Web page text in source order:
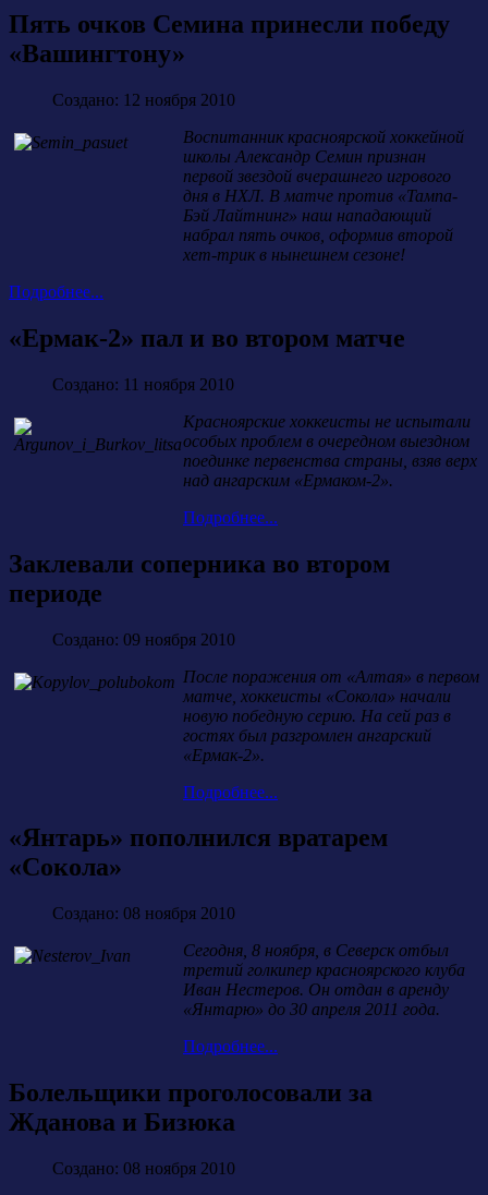
Пять очков Семина принесли победу
«Вашингтону»
Создано: 12 ноября 2010
Воспитанник красноярской хоккейной
школы Александр Семин признан
первой звездой вчерашнего игрового
дня в НХЛ. В матче против «Тампа-
Бэй Лайтнинг» наш нападающий
набрал пять очков, оформив второй
хет-трик в нынешнем сезоне!
Подробнее...
«Ермак-2» пал и во втором матче
Создано: 11 ноября 2010
Красноярские хоккеисты не испытали
особых проблем в очередном выездном
поединке первенства страны, взяв верх
над ангарским «Ермаком-2».
Подробнее...
Заклевали соперника во втором
периоде
Создано: 09 ноября 2010
После поражения от «Алтая» в первом
матче, хоккеисты «Сокола» начали
новую победную серию. На сей раз в
гостях был разгромлен ангарский
«Ермак-2».
Подробнее...
«Янтарь» пополнился вратарем
«Сокола»
Создано: 08 ноября 2010
Сегодня, 8 ноября, в Северск отбыл
третий голкипер красноярского клуба
Иван Нестеров. Он отдан в аренду
«Янтарю» до 30 апреля 2011 года.
Подробнее...
Болельщики проголосовали за
Жданова и Бизюка
Создано: 08 ноября 2010